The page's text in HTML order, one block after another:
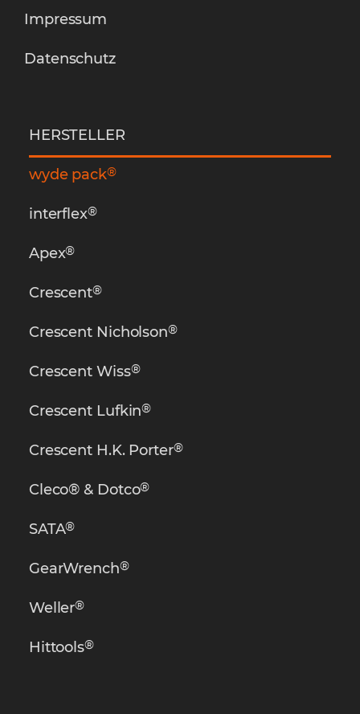
Impressum
Datenschutz
HERSTELLER
wyde pack®
interflex®
Apex®
Crescent®
Crescent Nicholson®
Crescent Wiss®
Crescent Lufkin®
Crescent H.K. Porter®
Cleco® & Dotco®
SATA®
GearWrench®
Weller®
Hittools®